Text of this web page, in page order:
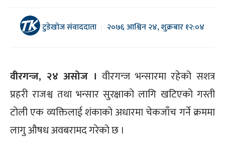
टुडेखोज संवाददाता २०७६ आश्विन २४, शुक्रबार १२:०४
वीरगन्ज, २४ असोज । वीरगन्ज भन्सारमा रहेको सशत्र
प्रहरी राजश्व तथा भन्सार सुरक्षाको लागि खटिएको गस्ती
टोली एक व्यक्तिलाई शंकाको अधारमा चेकजाँच गर्ने क्रममा
लागु औषध अवबरामद गरेको छ ।